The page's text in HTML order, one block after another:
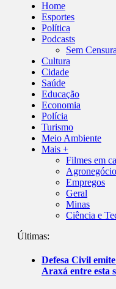
Home
Esportes
Política
Podcasts
Sem Censura
Cultura
Cidade
Saúde
Educação
Economia
Polícia
Turismo
Meio Ambiente
Mais +
Filmes em
Agronegócio
Empregos
Geral
Minas
Ciência e
Últimas:
Defesa Civil
Araxá entre esta